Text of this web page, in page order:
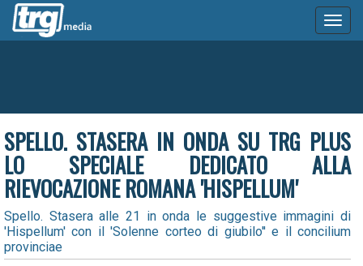
SPELLO. STASERA IN ONDA SU TRG PLUS
LO SPECIALE DEDICATO ALLA
RIEVOCAZIONE ROMANA 'HISPELLUM'
Spello. Stasera alle 21 in onda le suggestive immagini di
'Hispellum' con il 'Solenne corteo di giubilo'' e il concilium
provinciae